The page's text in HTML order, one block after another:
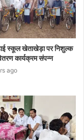
स्कूल खेताखेड़ा पर निशुल्क
कार्यक्रम संपन्न
ago